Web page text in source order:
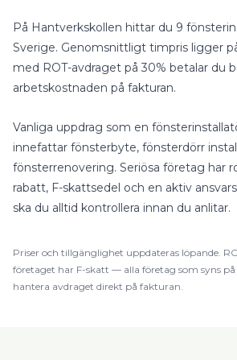
På Hantverkskollen hittar du 9
Sverige. Genomsnittligt timpris ligger
med ROT-avdraget på 30% betalar du
arbetskostnaden på fakturan.
Vanliga uppdrag som en
innefattar fönsterbyte, fönsterdörr
fönsterrenovering. Seriösa företag har
rabatt, F-skattsedel och en aktiv
ska du alltid kontrollera innan du anlitar.
Priser och tillgänglighet uppdateras löpande.
företaget har F-skatt — alla företag som syns
hantera avdraget direkt på fakturan.